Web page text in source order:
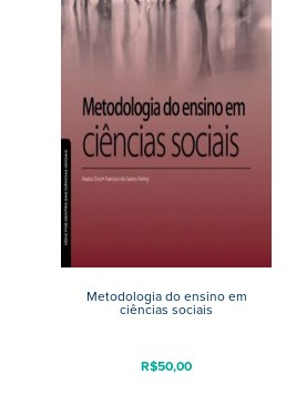
Metodologia do ensino em
ciências sociais
R$50,00